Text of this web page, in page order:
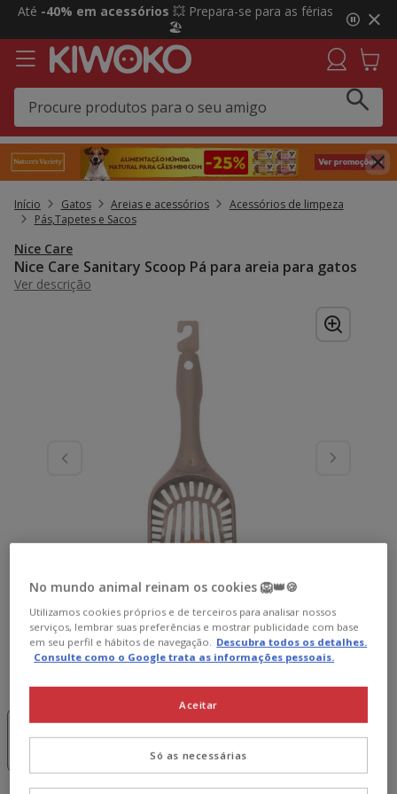
2
3,
mensagem,
Até -40% em acessórios 💥 Prepara-se para as férias
🏖️
Início Gatos Areias e acessórios
Acessórios de limpeza
Pás,Tapetes e Sacos
Nice Care
Nice Care Sanitary Scoop Pá para areia para gatos
Ver descrição
Verde
Azul
-15€ c/
cupão 💰
1.99€
Bege
cupão 💰
1.99€
No mundo animal reinam os cookies 🦁👑🍪
Utilizamos cookies próprios e de terceiros para analisar nossos
serviços, lembrar suas preferências e mostrar publicidade com base
em seu perfil e hábitos de navegação. Descubra todos os detalhes.
Consulte como o Google trata as informações pessoais.
Só as necessárias
Aceitar